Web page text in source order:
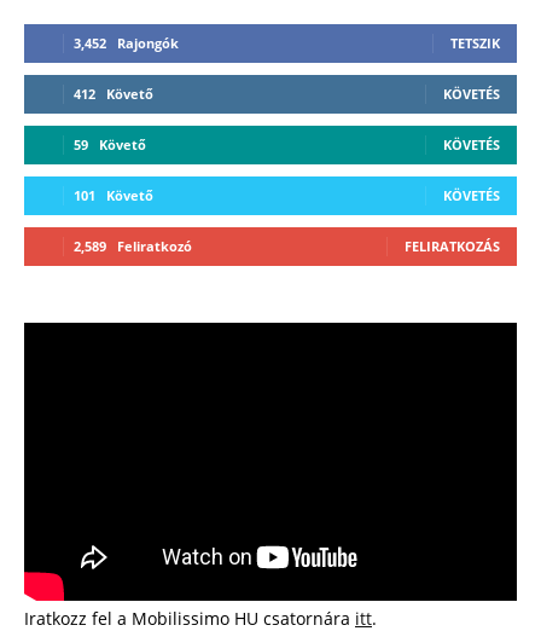
3,452 Rajongók TETSZIK
412 Követő KÖVETÉS
59 Követő KÖVETÉS
101 Követő KÖVETÉS
2,589 Feliratkozó FELIRATKOZÁS
Iratkozz fel a Mobilissimo HU csatornára itt.